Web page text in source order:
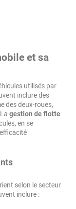
et sa
utilisés par
inclure des
des deux-roues,
gestion de flotte
en se
selon le secteur
inclure :